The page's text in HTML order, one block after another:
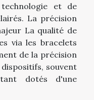
et de
La précision
La qualité de
via les bracelets
de la précision
souvent
dotés d'une